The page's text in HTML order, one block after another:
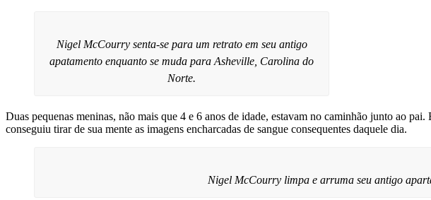
Nigel McCourry senta-se para um retrato em seu antigo
apatamento enquanto se muda para Asheville, Carolina do
Norte.
Duas pequenas meninas, não mais que 4 e 6 anos de idade, estavam no caminhão junto ao
conseguiu tirar de sua mente as imagens encharcadas de sangue consequentes daquele dia.
Nigel McCourry limpa e arruma seu antigo